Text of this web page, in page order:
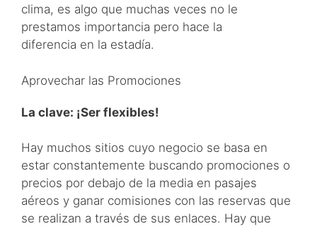
clima, es algo que muchas veces no le
prestamos importancia pero hace la
diferencia en la estadía.
Aprovechar las Promociones
La clave: ¡Ser flexibles!
Hay muchos sitios cuyo negocio se basa en
estar constantemente buscando promociones o
precios por debajo de la media en pasajes
aéreos y ganar comisiones con las reservas que
se realizan a través de sus enlaces. Hay que